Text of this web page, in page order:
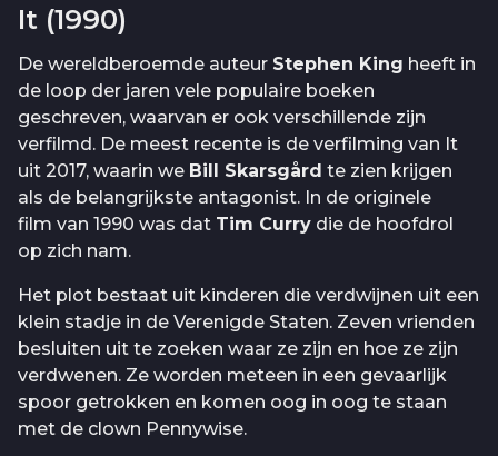
It (1990)
De wereldberoemde auteur Stephen King heeft in
de loop der jaren vele populaire boeken
geschreven, waarvan er ook verschillende zijn
verfilmd. De meest recente is de verfilming van It
uit 2017, waarin we Bill Skarsgård te zien krijgen
als de belangrijkste antagonist. In de originele
film van 1990 was dat Tim Curry die de hoofdrol
op zich nam.
Het plot bestaat uit kinderen die verdwijnen uit een
klein stadje in de Verenigde Staten. Zeven vrienden
besluiten uit te zoeken waar ze zijn en hoe ze zijn
verdwenen. Ze worden meteen in een gevaarlijk
spoor getrokken en komen oog in oog te staan
met de clown Pennywise.